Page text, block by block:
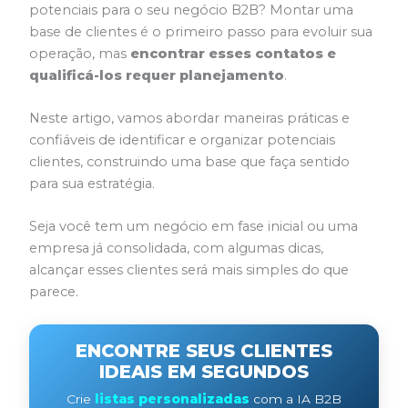
potenciais para o seu negócio B2B? Montar uma
base de clientes é o primeiro passo para evoluir sua
operação, mas encontrar esses contatos e
qualificá-los requer planejamento.
Neste artigo, vamos abordar maneiras práticas e
confiáveis de identificar e organizar potenciais
clientes, construindo uma base que faça sentido
para sua estratégia.
Seja você tem um negócio em fase inicial ou uma
empresa já consolidada, com algumas dicas,
alcançar esses clientes será mais simples do que
parece.
ENCONTRE SEUS CLIENTES
IDEAIS EM SEGUNDOS
Crie listas personalizadas com a IA B2B